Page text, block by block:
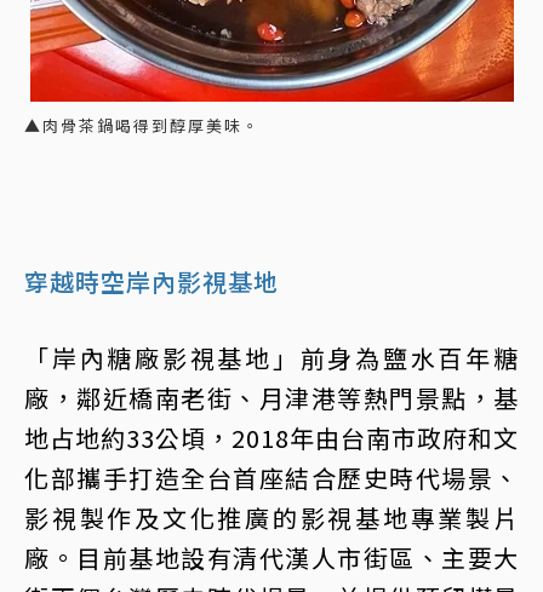
▲肉骨茶鍋喝得到醇厚美味。
穿越時空岸內影視基地
「岸內糖廠影視基地」前身為鹽水百年糖
廠，鄰近橋南老街、月津港等熱門景點，基
地占地約33公頃，2018年由台南市政府和文
化部攜手打造全台首座結合歷史時代場景、
影視製作及文化推廣的影視基地專業製片
廠。目前基地設有清代漢人市街區、主要大